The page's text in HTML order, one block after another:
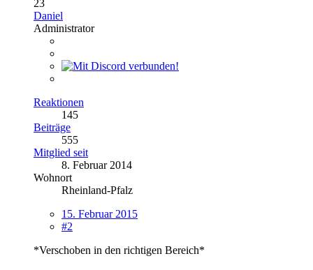
23
Daniel
Administrator
Reaktionen
145
Beiträge
555
Mitglied seit
8. Februar 2014
Wohnort
Rheinland-Pfalz
15. Februar 2015
#2
*Verschoben in den richtigen Bereich*